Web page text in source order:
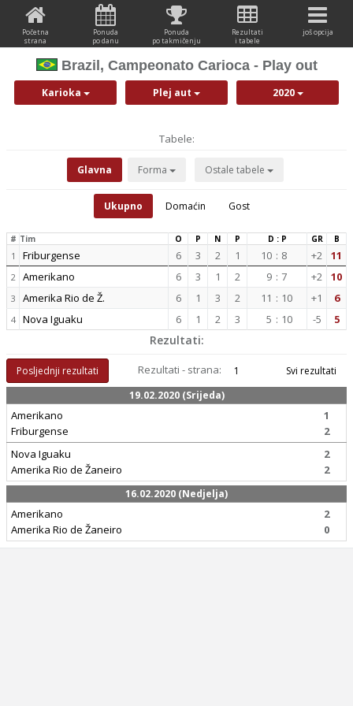
Početna
strana
Ponuda
po danu
Ponuda
po takmičenju
Rezultati
i tabele
još opcija
Brazil, Campeonato Carioca - Play out
Karioka Plej aut 2020
Tabele:
Glavna Forma Ostale tabele
Ukupno Domaćin Gost
# Tim O P N P D : P GR B
1 Friburgense 6 3 2 1 10 : 8 +2 11
2 Amerikano 6 3 1 2 9 : 7 +2 10
3 Amerika Rio de Ž. 6 1 3 2 11 : 10 +1 6
4 Nova Iguaku 6 1 2 3 5 : 10 -5 5
Rezultati:
Posljednji rezultati Rezultati - strana: 1
Svi rezultati
19.02.2020 (Srijeda)
Amerikano
Friburgense
1
2
Nova Iguaku
Amerika Rio de Žaneiro
2
2
16.02.2020 (Nedjelja)
Amerikano
Amerika Rio de Žaneiro
2
0